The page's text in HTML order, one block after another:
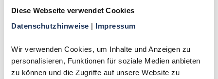
Diese Webseite verwendet Cookies
Datenschutzhinweise | Impressum
Wir verwenden Cookies, um Inhalte und Anzeigen zu
personalisieren, Funktionen für soziale Medien anbieten
zu können und die Zugriffe auf unsere Website zu
2-Euro-Gedenkmünze Satz Saarland –
39,95 €